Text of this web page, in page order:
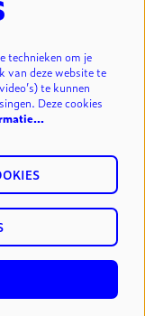
& disclaimer
reset
technieken om je
van deze website te
te kunnen
Deze cookies